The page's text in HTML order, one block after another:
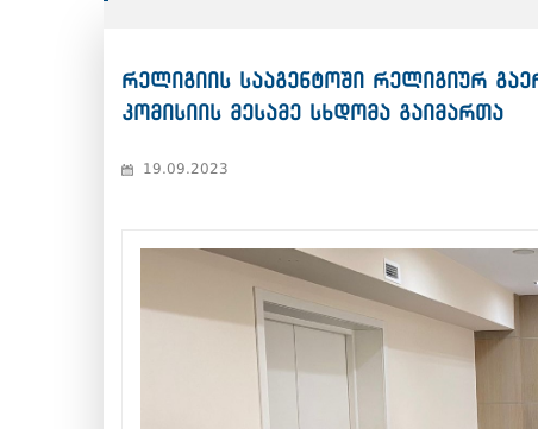
რელიგიის სააგენტოში რელიგიურ
კომისიის მესამე სხდომა გაიმართა
19.09.2023